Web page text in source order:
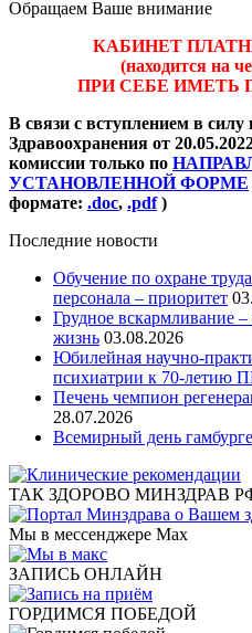
Обращаем Ваше внимание
КАБИНЕТ
(находится на
ПРИ СЕБЕ ИМЕТЬ
В связи с вступлением в
Здравоохранения от
комиссии только по
УСТАНОВЛЕННОЙ ФОРМЕ
формате: .doc, .pdf)
Последние новости
Обучение по охране
персонала – приоритет
Грудное вскармливание
жизнь 03.08.2026
Юбилейная научно-
психиатрии к 70-летию
Печень чемпион
28.07.2026
Всемирный день
ТАК ЗДОРОВО МИНЗДРАВ
Мы в мессенджере Max
ЗАПИСЬ ОНЛАЙН
ГОРДИМСЯ ПОБЕДОЙ